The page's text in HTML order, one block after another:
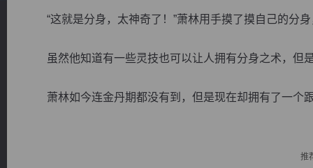
“这就是分身，太神奇了！”萧林用手摸了摸自己的分身
虽然他知道有一些灵技也可以让人拥有分身之术，但
萧林如今连金丹期都没有到，但是现在却拥有了一个
推